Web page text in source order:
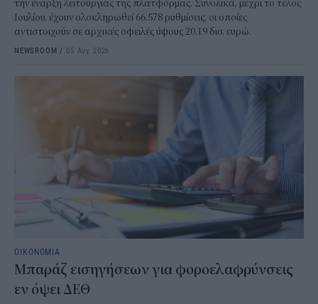
την έναρξη λειτουργίας της πλατφόρμας. Συνολικά, μέχρι το τέλος
Ιουλίου, έχουν ολοκληρωθεί 66.578 ρυθμίσεις, οι οποίες
αντιστοιχούν σε αρχικές οφειλές ύψους 20,19 δισ. ευρώ.
NEWSROOM / 05 Αυγ 2026
ΟΙΚΟΝΟΜΙΑ
Μπαράζ εισηγήσεων για φοροελαφρύνσεις
εν όψει ΔΕΘ